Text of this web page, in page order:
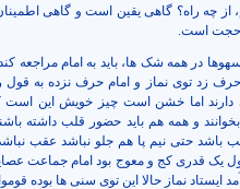
از چه راه؟ گاهی یقین است و گاهی
حجت است.
در همه شک ها، باید به امام مراجعه کند
حرف زد توی نماز و امام حرف نزده به
اما خشن است چیز خویش این است
و همه هم باید حضور قلب داشته
حتی نیم پا هم جلو نباشد عقب
یک قدری کج و معوج بود امام جماعت
نماز حالا این توی سنی ها بوده